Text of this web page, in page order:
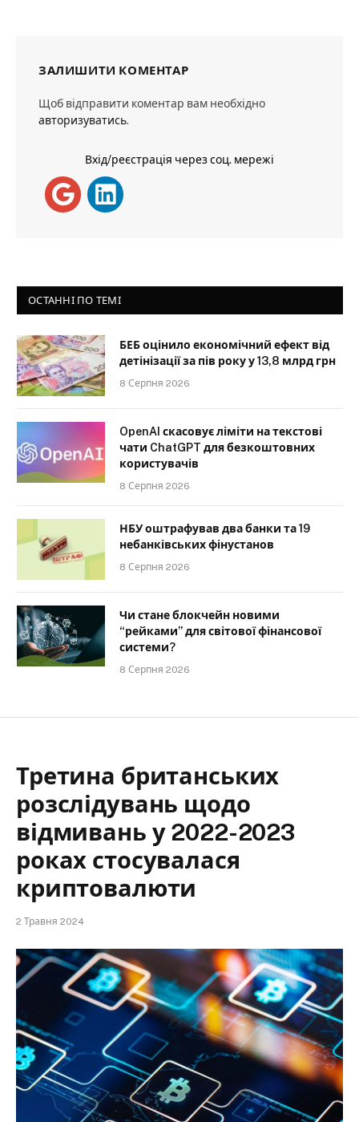
ЗАЛИШИТИ КОМЕНТАР
Щоб відправити коментар вам необхідно
авторизуватись.
Вхід/реєстрація через соц. мережі
ОСТАННІ ПО ТЕМІ
БЕБ оцінило економічний ефект від
детінізації за пів року у 13,8 млрд грн
8 Серпня 2026
OpenAI скасовує ліміти на текстові
чати ChatGPT для безкоштовних
користувачів
8 Серпня 2026
НБУ оштрафував два банки та 19
небанківських фінустанов
8 Серпня 2026
Чи стане блокчейн новими
“рейками” для світової фінансової
системи?
8 Серпня 2026
Третина британських
розслідувань щодо
відмивань у 2022-2023
роках стосувалася
криптовалюти
2 Травня 2024